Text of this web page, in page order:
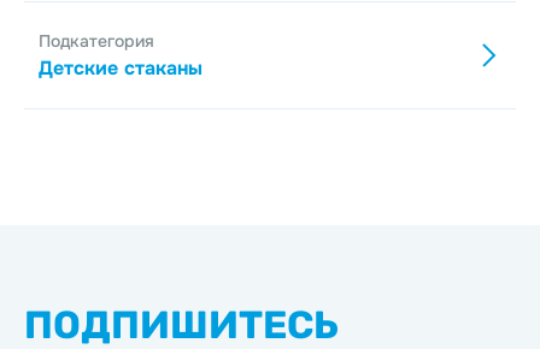
Подкатегория
Детские стаканы
ПОДПИШИТЕСЬ